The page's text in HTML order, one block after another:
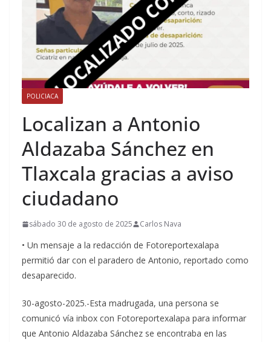
POLICIACA
Localizan a Antonio
Aldazaba Sánchez en
Tlaxcala gracias a aviso
ciudadano
sábado 30 de agosto de 2025 Carlos Nava
• Un mensaje a la redacción de Fotoreportexalapa
permitió dar con el paradero de Antonio, reportado como
desaparecido.
30-agosto-2025.-Esta madrugada, una persona se
comunicó vía inbox con Fotoreportexalapa para informar
que Antonio Aldazaba Sánchez se encontraba en las